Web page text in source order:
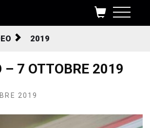
2019
– 7 OTTOBRE 2019
2019